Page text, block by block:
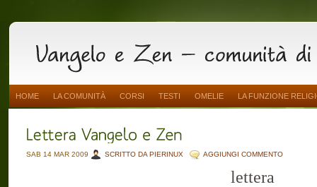
HOME LA COMUNITÀ CORSI TESTI OMELIE LA FUNZIONE
SAB 14 MAR 2009 SCRITTO DA PIERINUX AGGIUNGI COMMENTO
lettera